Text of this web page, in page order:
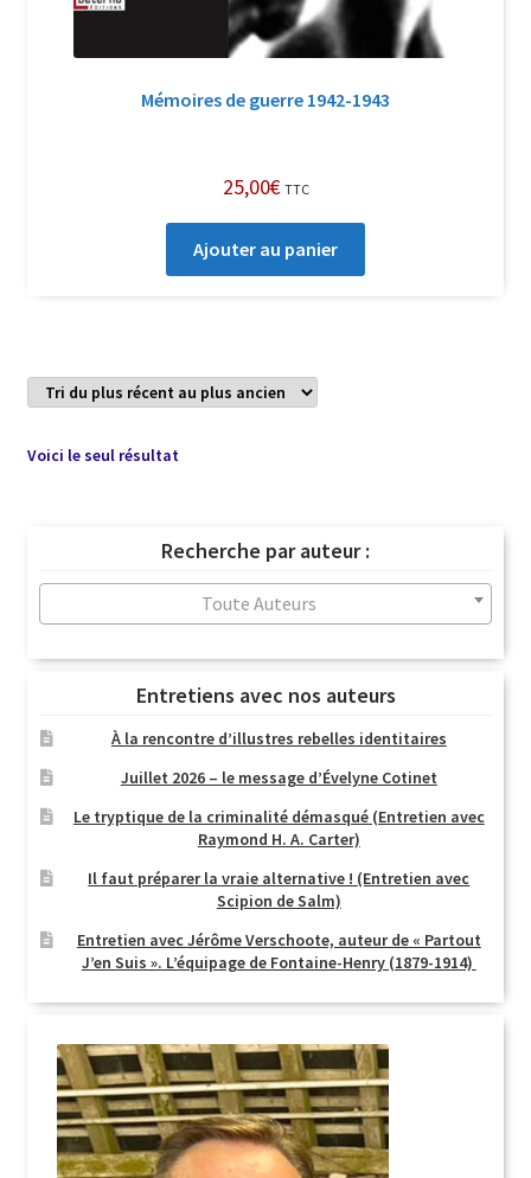
Mémoires de guerre 1942-1943
25,00€ TTC
Ajouter au panier
Voici le seul résultat
Recherche par auteur :
Toute Auteurs
Entretiens avec nos auteurs
À la rencontre d’illustres rebelles identitaires
Juillet 2026 – le message d’Évelyne Cotinet
Le tryptique de la criminalité démasqué (Entretien avec
Raymond H. A. Carter)
Il faut préparer la vraie alternative ! (Entretien avec
Scipion de Salm)
Entretien avec Jérôme Verschoote, auteur de « Partout
J’en Suis ». L’équipage de Fontaine-Henry (1879-1914)